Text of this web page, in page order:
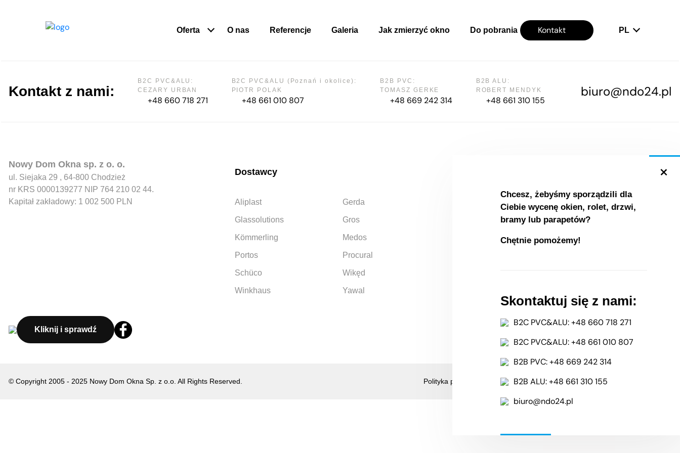
+
Chcesz, żebyśmy sporządzili dla
Ciebie wycenę okien, rolet, drzwi,
bramy lub parapetów?
Chętnie pomożemy!
Skontaktuj się z nami:
B2C PVC&ALU: +48 660 718 271
B2C PVC&ALU: +48 661 010 807
B2B PVC: +48 669 242 314
B2B ALU: +48 661 310 155
biuro@ndo24.pl
Oferta O nas Referencje Galeria Jak zmierzyć okno Do pobrania Kontakt PL
Kontakt z nami:
B2C PVC&ALU:
CEZARY URBAN
+48 660 718 271
B2C PVC&ALU (Poznań i okolice):
PIOTR POLAK
+48 661 010 807
B2B PVC:
TOMASZ GERKE
+48 669 242 314
B2B ALU:
ROBERT MENDYK
+48 661 310 155
biuro@ndo24.pl
Nowy Dom Okna sp. z o. o.
ul. Siejaka 29 , 64-800 Chodzież
nr KRS 0000139277 NIP 764 210 02 44.
Kapitał zakładowy: 1 002 500 PLN
Dostawcy
Aliplast Gerda
Glassolutions Gros
Kömmerling Medos
Portos Procural
Schüco Wikęd
Winkhaus Yawal
Kliknij i sprawdź
© Copyright 2005 - 2025 Nowy Dom Okna Sp. z o.o. All Rights Reserved. Polityka prywatności - przetwarzamy dane osobowe zgodnie z RODO [GDPR]